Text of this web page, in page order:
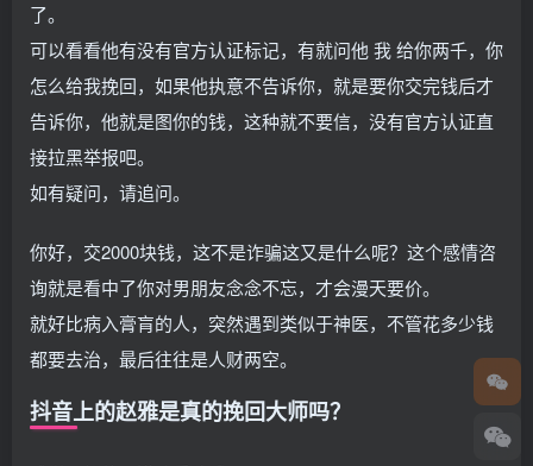
了。
可以看看他有没有官方认证标记，有就问他 我 给你两千，你
怎么给我挽回，如果他执意不告诉你，就是要你交完钱后才
告诉你，他就是图你的钱，这种就不要信，没有官方认证直
接拉黑举报吧。
如有疑问，请追问。
你好，交2000块钱，这不是诈骗这又是什么呢？这个感情咨
询就是看中了你对男朋友念念不忘，才会漫天要价。
就好比病入膏肓的人，突然遇到类似于神医，不管花多少钱
都要去治，最后往往是人财两空。
抖音上的赵雅是真的挽回大师吗？